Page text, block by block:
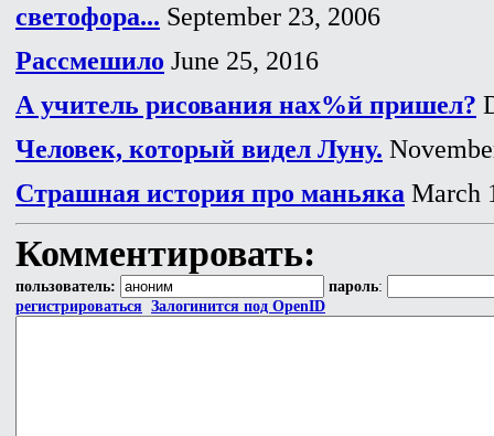
светофора... September 23, 2006
Рассмешило June 25, 2016
А учитель рисования нах%й пришел?
Человек, который видел Луну.
Страшная история про маньяка March
Комментировать:
пользователь: пароль:
регистрироваться Залогинится под OpenID